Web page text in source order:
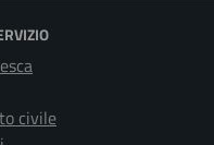
civile